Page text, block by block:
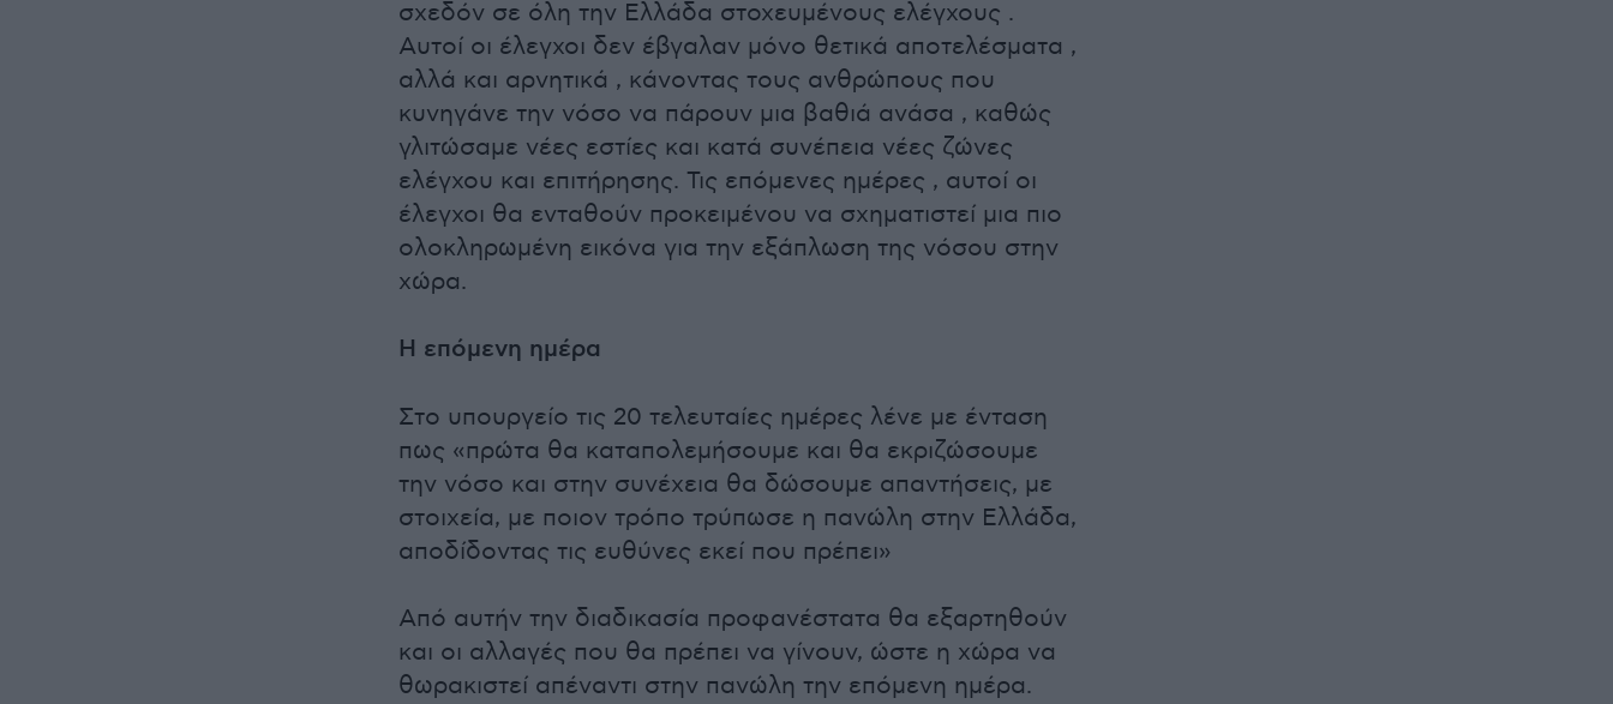
σχεδόν σε όλη την Ελλάδα στοχευμένους ελέγχους .
Αυτοί οι έλεγχοι δεν έβγαλαν μόνο θετικά αποτελέσματα ,
αλλά και αρνητικά , κάνοντας τους ανθρώπους που
κυνηγάνε την νόσο να πάρουν μια βαθιά ανάσα , καθώς
γλιτώσαμε νέες εστίες και κατά συνέπεια νέες ζώνες
ελέγχου και επιτήρησης. Τις επόμενες ημέρες , αυτοί οι
έλεγχοι θα ενταθούν προκειμένου να σχηματιστεί μια πιο
ολοκληρωμένη εικόνα για την εξάπλωση της νόσου στην
χώρα.
Η επόμενη ημέρα
Στο υπουργείο τις 20 τελευταίες ημέρες λένε με ένταση
πως «πρώτα θα καταπολεμήσουμε και θα εκριζώσουμε
την νόσο και στην συνέχεια θα δώσουμε απαντήσεις, με
στοιχεία, με ποιον τρόπο τρύπωσε η πανώλη στην Ελλάδα,
αποδίδοντας τις ευθύνες εκεί που πρέπει»
Από αυτήν την διαδικασία προφανέστατα θα εξαρτηθούν
και οι αλλαγές που θα πρέπει να γίνουν, ώστε η χώρα να
θωρακιστεί απέναντι στην πανώλη την επόμενη ημέρα.